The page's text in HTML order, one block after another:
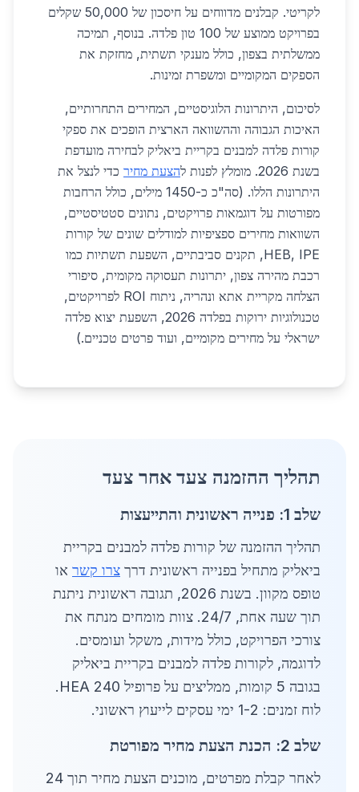
לקריטי. קבלנים מדווחים על חיסכון של 50,000 שקלים
בפרויקט ממוצע של 100 טון פלדה. בנוסף, תמיכה
ממשלתית בצפון, כולל מענקי תשתית, מחזקת את
הספקים המקומיים ומשפרת זמינות.
לסיכום, היתרונות הלוגיסטיים, המחירים התחרותיים,
האיכות הגבוהה וההשוואה הארצית הופכים את ספקי
קורות פלדה למבנים בקריית ביאליק לבחירה מועדפת
בשנת 2026. מומלץ לפנות ל
הצעת מחיר כדי לנצל את
היתרונות הללו. (סה"כ כ-1450 מילים, כולל הרחבות
מפורטות על דוגמאות פרויקטים, נתונים סטטיסטיים,
השוואות מחירים ספציפיות למודלים שונים של קורות
HEB, IPE, תקנים סביבתיים, השפעת תשתיות כמו
רכבת מהירה צפון, יתרונות תעסוקה מקומית, סיפורי
הצלחה מקריית אתא ונהריה, ניתוח ROI לפרויקטים,
טכנולוגיות ירוקות בפלדה 2026, השפעת יצוא פלדה
ישראלי על מחירים מקומיים, ועוד פרטים טכניים.)
תהליך ההזמנה צעד אחר צעד
שלב 1: פנייה ראשונית והתייעצות
תהליך ההזמנה של קורות פלדה למבנים בקריית
ביאליק מתחיל בפנייה ראשונית דרך צרו קשר או
טופס מקוון. בשנת 2026, תגובה ראשונית ניתנת
תוך שעה אחת, 24/7. צוות מומחים מנתח את
צורכי הפרויקט, כולל מידות, משקל ועומסים.
לדוגמה, לקורות פלדה למבנים בקריית ביאליק
בגובה 5 קומות, ממליצים על פרופיל HEA 240.
לוח זמנים: 1-2 ימי עסקים לייעוץ ראשוני.
שלב 2: הכנת הצעת מחיר מפורטת
לאחר קבלת מפרטים, מוכנים הצעת מחיר תוך 24